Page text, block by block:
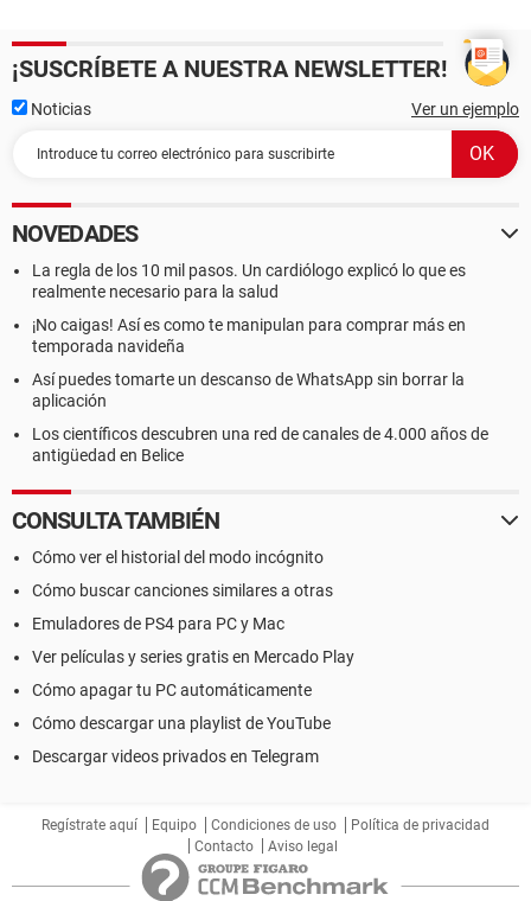
¡SUSCRÍBETE A NUESTRA NEWSLETTER!
Noticias Ver un ejemplo
NOVEDADES
La regla de los 10 mil pasos. Un cardiólogo explicó lo que es
realmente necesario para la salud
¡No caigas! Así es como te manipulan para comprar más en
temporada navideña
Así puedes tomarte un descanso de WhatsApp sin borrar la
aplicación
Los científicos descubren una red de canales de 4.000 años de
antigüedad en Belice
CONSULTA TAMBIÉN
Cómo ver el historial del modo incógnito
Cómo buscar canciones similares a otras
Emuladores de PS4 para PC y Mac
Ver películas y series gratis en Mercado Play
Cómo apagar tu PC automáticamente
Cómo descargar una playlist de YouTube
Descargar videos privados en Telegram
Regístrate aquí Equipo Condiciones de uso
Política de privacidad
Contacto
Aviso legal